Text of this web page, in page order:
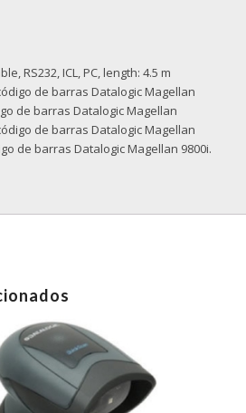
RS232, ICL, PC, length: 4.5 m
de barras Datalogic Magellan
de barras Datalogic Magellan
de barras Datalogic Magellan
de barras Datalogic Magellan 9800i.